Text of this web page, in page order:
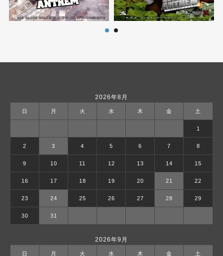
2026年8月
日 月 火 水 木 金 土
1
2 3 4 5 6 7 8
9 10 11 12 13 14 15
16 17 18 19 20 21 22
23 24 25 26 27 28 29
30 31
2026年9月
日 月 火 水 木 金 土